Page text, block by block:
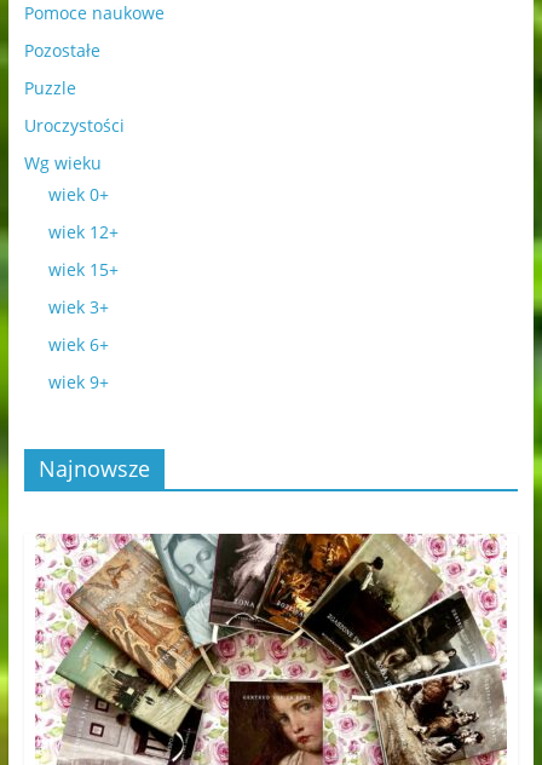
Pomoce naukowe
Pozostałe
Puzzle
Uroczystości
Wg wieku
wiek 0+
wiek 12+
wiek 15+
wiek 3+
wiek 6+
wiek 9+
Najnowsze